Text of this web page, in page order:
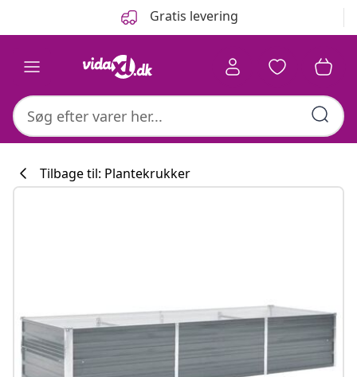
Gratis levering
Tilbage til: Plantekrukker